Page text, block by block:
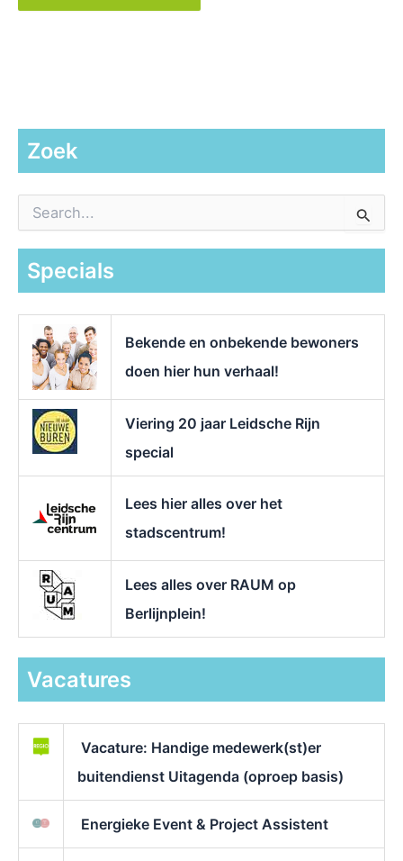
Zoek
a
Specials
Bekende en onbekende bewoners
doen hier hun verhaal!
Viering 20 jaar Leidsche Rijn
special
Lees hier alles over het
stadscentrum!
Lees alles over RAUM op
Berlijnplein!
Vacatures
Vacature: Handige medewerk(st)er
buitendienst Uitagenda (oproep basis)
Energieke Event & Project Assistent